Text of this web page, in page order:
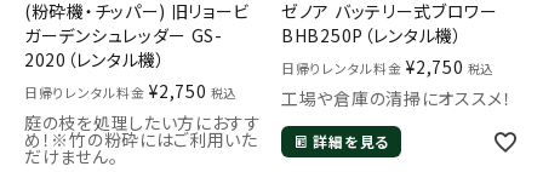
(粉砕機・チッパー) 旧リョービ
ガーデンシュレッダー GS-
2020（レンタル機）
日帰りレンタル料金 ¥2,750 税込
庭の枝を処理したい方におすす
め！※竹の粉砕にはご利用いた
だけません。
ゼノア バッテリー式ブロワー
BHB250P（レンタル機）
日帰りレンタル料金 ¥2,750 税込
工場や倉庫の清掃にオススメ！
詳細を見る